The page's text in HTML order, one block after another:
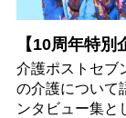
【10周年特
介護ポストセブ
の介護について
ンタビュー集と